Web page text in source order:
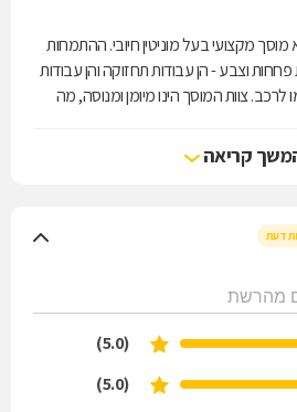
מקצועי בעל מוניטין חיובי. ההתמחות
וצבע - הן עבודות תחזוקה והן עבודות
לרכב. צוות המוסך הינו מיומן ומנוסה, מה
שלו ובהתנהלות השקופה שלו מול הלקוחות.
בנוף המוסכים בישראל הוא המחירים
גם את הרכב שלכם.
קריאה
מהרשת
(5.0)
(5.0)